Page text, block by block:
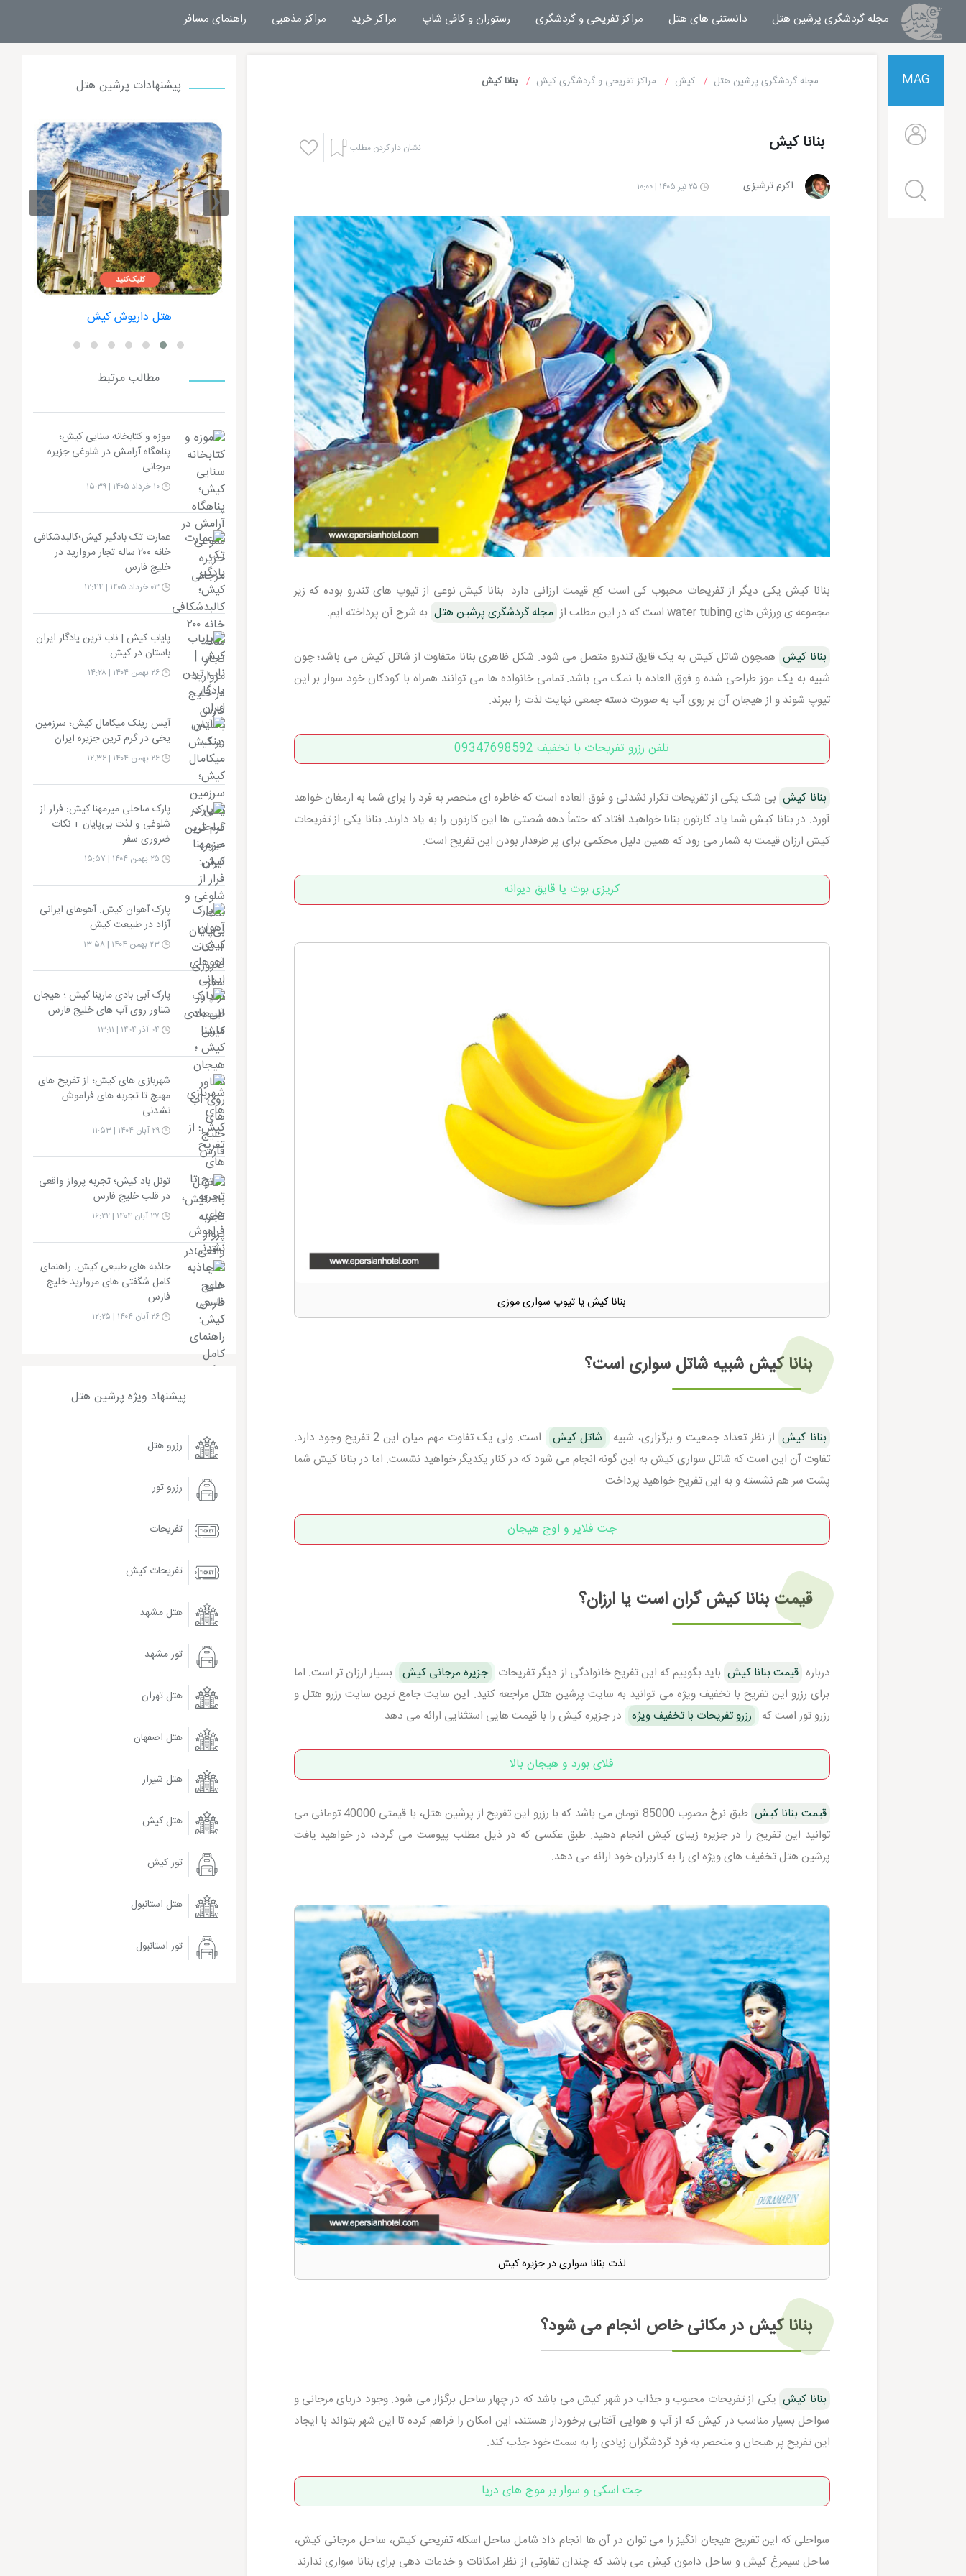
مجله گردشگری پرشین هتل مجله خبری پرشین هتل
دانستنی های هتل مراکز تفریحی و گردشگری رستوران و کافی شاپ مراکز خرید مراکز مذهبی راهنمای مسافر
MAG مجله گردشگری پرشین هتل کیش مراکز تفریحی و گردشگری کیش بنانا کیش
بنانا کیش نشان دار کردن مطلب
اکرم ترشیزی ۲۵ تیر ۱۴۰۵ | ۱۰:۰۰
بنانا کیش یکی دیگر از تفریحات محبوب کی است کع قیمت ارزانی دارد. بنانا کیش نوعی از تیوپ های تندرو بوده که زیر
مجموعه ی ورزش های water tubing است که در این مطلب از
مجله گردشگری پرشین هتل به شرح آن پرداخته ایم.
بنانا کیش همچون شاتل کیش به یک قایق تندرو متصل می شود. شکل ظاهری بنانا متفاوت از شاتل کیش می باشد؛ چون
شبیه به یک موز طراحی شده و فوق العاده با نمک می باشد. تمامی خانواده ها می توانند همراه با کودکان خود سوار بر این
تیوپ شوند و از هیجان آن بر روی آب به صورت دسته جمعی نهایت لذت را ببرند.
تلفن رزرو تفریحات با تخفیف 09347698592
بنانا کیش بی شک یکی از تفریحات تکرار نشدنی و فوق العاده است که خاطره ای منحصر به فرد را برای شما به ارمغان خواهد
آورد. در بنانا کیش شما یاد کارتون بنانا خواهید افتاد که حتماً دهه شصتی ها این کارتون را به یاد دارند. بنانا یکی از تفریحات
کیش ارزان قیمت به شمار می رود که همین دلیل محکمی برای پر طرفدار بودن این تفریح است.
کریزی بوت یا قایق دیوانه
بنانا کیش یا تیوپ سواری موزی
بنانا کیش شبیه شاتل سواری است؟
بنانا کیش از نظر تعداد جمعیت و برگزاری، شبیه شاتل کیش
است. ولی یک تفاوت مهم میان این 2 تفریح وجود دارد.
تفاوت آن این است که شاتل سواری کیش به این گونه انجام می شود که در کنار یکدیگر خواهید نشست. اما در بنانا کیش شما
پشت سر هم نشسته و به این تفریح خواهید پرداخت.
جت فلایر و اوج هیجان
قیمت بنانا کیش گران است یا ارزان؟
درباره قیمت بنانا کیش باید بگوییم که این تفریح خانوادگی از دیگر تفریحات جزیره مرجانی کیش بسیار ارزان تر است. اما
برای رزرو این تفریح با تخفیف ویژه می توانید به سایت پرشین هتل مراجعه کنید. این سایت جامع ترین سایت رزرو هتل و
رزرو تور است که
رزرو تفریحات با تخفیف ویژه در جزیره کیش را با قیمت هایی استثنایی ارائه می دهد.
فلای بورد و هیجان بالا
قیمت بنانا کیش
طبق نرخ مصوب 85000 تومان می باشد که با رزرو این تفریح از پرشین هتل، با قیمتی 40000 تومانی می
توانید این تفریح را در جزیره زیبای کیش انجام دهید. طبق عکسی که در ذیل مطلب پیوست می گردد، در خواهید یافت
پرشین هتل تخفیف های ویژه ای را به کاربران خود ارائه می دهد.
لذت بنانا سواری در جزیره کیش
بنانا کیش در مکانی خاص انجام می شود؟
بنانا کیش یکی از تفریحات محبوب و جذاب در شهر کیش می باشد که در چهار ساحل برگزار می شود. وجود دریای مرجانی و
سواحل بسیار مناسب در کیش که از آب و هوایی آفتابی برخوردار هستند، این امکان را فراهم کرده تا این شهر بتواند با ایجاد
این تفریح پر هیجان و منحصر به فرد گردشگران زیادی را به سمت خود جذب کند.
جت اسکی و سوار بر موج های دریا
سواحلی که این تفریح هیجان انگیز را می توان در آن ها انجام داد شامل ساحل اسکله تفریحی کیش، ساحل مرجانی کیش،
ساحل سیمرغ کیش و ساحل دامون کیش می باشد که چندان تفاوتی از نظر امکانات و خدمات دهی برای بنانا سواری ندارند.
پیشنهادات پرشین هتل
هتل ترنج کیش هتل های کیش تفریحات کیش هتل داریوش کیش
‹
›
مطالب مرتبط
موزه و کتابخانه سنایی کیش؛
پناهگاه آرامش در شلوغی جزیره
مرجانی
۱۰ خرداد ۱۴۰۵ | ۱۵:۳۹
عمارت تک بادگیر کیش؛کالبدشکافی
خانه ۲۰۰ ساله تجار مروارید در
خلیج فارس
۰۳ خرداد ۱۴۰۵ | ۱۲:۴۴
پایاب کیش | ناب ترین یادگار ایران
باستان در کیش
۲۶ بهمن ۱۴۰۴ | ۱۴:۲۸
آیس رینک میکامال کیش؛ سرزمین
یخی در گرم ترین جزیره ایران
۲۶ بهمن ۱۴۰۴ | ۱۲:۳۶
پارک ساحلی میرمهنا کیش: فرار از
شلوغی و لذت بی‌پایان + نکات
ضروری سفر
پارک آهوان کیش: آهوهای ایرانی
آزاد در طبیعت کیش
۲۳ بهمن ۱۴۰۴ | ۱۳:۵۸
پارک آبی بادی مارینا کیش ؛ هیجان
شناور روی آب های خلیج فارس
شهربازی های کیش؛ از تفریح های
مهیج تا تجربه های فراموش
نشدنی
۲۹ آبان ۱۴۰۴ | ۱۱:۵۳
تونل باد کیش؛ تجربه پرواز واقعی
در قلب خلیج فارس
جاذبه های طبیعی کیش: راهنمای
کامل شگفتی های مروارید خلیج
فارس
۲۶ آبان ۱۴۰۴ | ۱۲:۲۵
پیشنهاد ویژه پرشین هتل
رزرو هتل
رزرو تور
تفریحات
تفریحات کیش
هتل مشهد
تور مشهد
هتل تهران
هتل اصفهان
هتل شیراز
هتل کیش
تور کیش
هتل استانبول
تور استانبول